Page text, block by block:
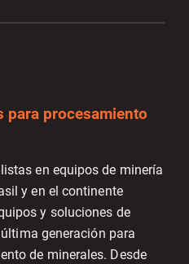
procesamiento
en equipos de minería
y en el continente
y soluciones de
generación para
de minerales. Desde